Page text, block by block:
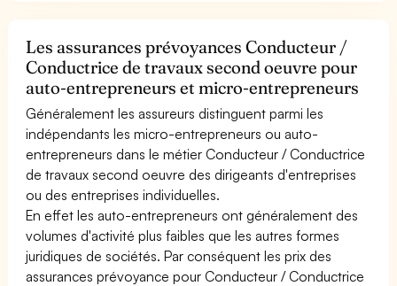
Les assurances prévoyances Conducteur /
Conductrice de travaux second oeuvre pour
auto-entrepreneurs et micro-entrepreneurs
Généralement les assureurs distinguent parmi les
indépendants les micro-entrepreneurs ou auto-
entrepreneurs dans le métier Conducteur / Conductrice
de travaux second oeuvre des dirigeants d'entreprises
ou des entreprises individuelles.
En effet les auto-entrepreneurs ont généralement des
volumes d'activité plus faibles que les autres formes
juridiques de sociétés. Par conséquent les prix des
assurances prévoyance pour Conducteur / Conductrice